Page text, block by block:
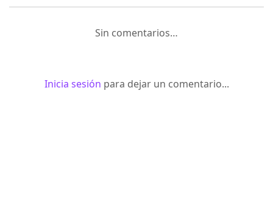
Sin comentarios…
Inicia sesión para dejar un comentario...